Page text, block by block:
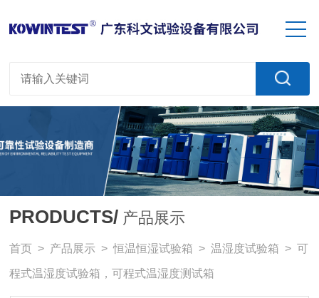
PRODUCTS/ 产品展示
首页 > 产品展示 >恒温恒湿试验箱 >温湿度试验箱 > 可
程式温湿度试验箱，可程式温湿度测试箱